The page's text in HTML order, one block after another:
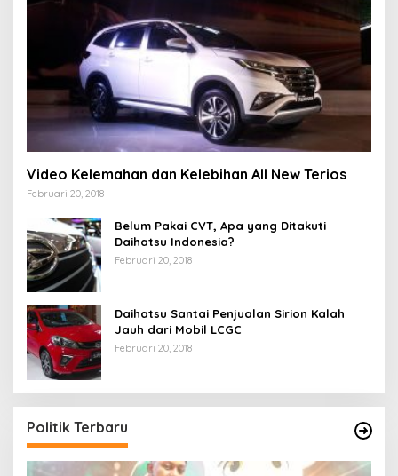
Video Kelemahan dan Kelebihan All New Terios
Februari 20, 2018
Belum Pakai CVT, Apa yang Ditakuti
Daihatsu Indonesia?
Februari 20, 2018
Daihatsu Santai Penjualan Sirion Kalah
Jauh dari Mobil LCGC
Februari 20, 2018
Politik Terbaru